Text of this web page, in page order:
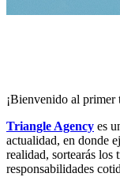
¡Bienvenido al primer
Triangle Agency es
actualidad, en donde
realidad, sortearás los
responsabilidades